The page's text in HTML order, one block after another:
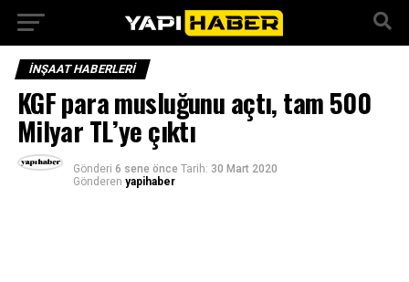
İNŞAAT HABERLERI
KGF para musluğunu açtı, tam 500
Milyar TL’ye çıktı
Gönderi 6 sene önce Tarih: 30 Mart 2020
Gönderen yapihaber